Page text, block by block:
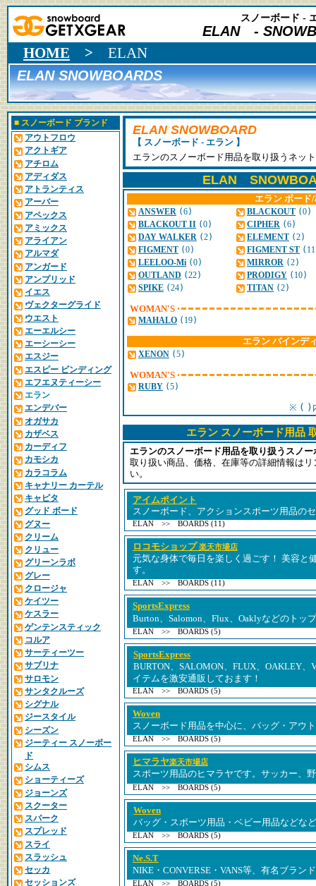
スノーボード -
ELAN -
HOME > ELAN
ELAN SNOWBOARDS
■ スノーボード ブランド
アウトフロウ
アクトギア
アチロム
アディダス
アトランティス
アーバー
アペックス
アミックス
アライアン
アルマダ
アンガード
アンプリッド
イエス
ヴェクターグライド
ウエスト
エーエルシー
エーシーシー
エスジー
エスピー ビンディング
エフエヌティーシー
エラン
エンデバー
オガサカ
カザベス
カーディフ
カモシカ
カラコラム
キャナリー カーテル
キャピタ
グッド ボード
グヌー
クリーム
クリュー
グリーンラボ
グレー
クロージャ
ケイツー
ケスラー
ゲンテンスティック
コルア
サーティーツー
サブリナ
サロモン
サンタクルーズ
シグナル
ジースタイル
シーズン
ジーティー スノーボー
ド
シムス
ショーティーズ
ジョーンズ
スクーター
スパーク
スプレッド
スライ
スラッシュ
セッカ
セッションズ
ELAN SNOWBOARD
【 スノーボード - エラン 】
エランのスノーボード用品を取り扱うネッ
ELAN
エラン ボード
ANSWER (6) BLACKOUT (0)
BLACKOUT II (0) CIPHER (6)
DAY WALKER (2) ELEMENT (2)
FIGMENT (0) FIGMENT ST ( 11
LEELOO-Mi (0) MIRROR (2)
OUTLAND (22) PRODIGY ( 10)
SPIKE (24) TITAN (2)
WOMAN'S
MAHALO ( 19)
エラン バインデ
XENON (5)
WOMAN'S
RUBY (5)
※ ( )
エラン スノーボード用品
エランのスノーボード用品を取り扱うスノ
取り扱い商品、価格、在庫等の詳細情報は
い。
アイムポイント
スノーボード、アクションスポーツ用品の
ELAN >> BOARDS (11)
ロコモショップ楽天市場店
元気な身体で毎日を楽しく過ごす！ 美容と
す。
ELAN >> BOARDS (11)
SportsExpress
Burton、Salomon、Flux、Oaklyなどのトッ
ELAN >> BOARDS (5)
SportsExpress
BURTON、SALOMON、FLUX、OAKLEY
イテムを激安通販しておます！
ELAN >> BOARDS (5)
Woven
スノーボード用品を中心に、バッグ・アウ
ELAN >> BOARDS (5)
ヒマラヤ楽天市場店
スポーツ用品のヒマラヤです。サッカー、
ELAN >> BOARDS (5)
Woven
バッグ・スポーツ用品・ベビー用品などな
ELAN >> BOARDS (5)
Ne.S.T
NIKE・CONVERSE・VANS等、有名ブラン
ELAN >> BOARDS (5)